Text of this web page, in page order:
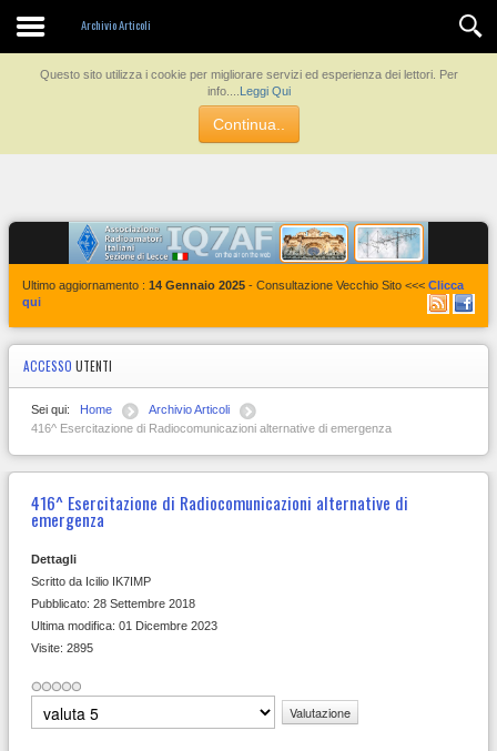
Questo sito utilizza i cookie per migliorare servizi ed esperienza dei lettori. Per
info....
Leggi Qui
Continua..
Archivio Articoli
Ultimo aggiornamento : 14 Gennaio 2025 - Consultazione Vecchio Sito <<< Clicca
qui
ACCESSO UTENTI
Sei qui: Home
Archivio Articoli
416^ Esercitazione di Radiocomunicazioni alternative di emergenza
416^ Esercitazione di Radiocomunicazioni alternative di
emergenza
Dettagli
Scritto da Icilio IK7IMP
Pubblicato: 28 Settembre 2018
Ultima modifica: 01 Dicembre 2023
Visite: 2895
Valuta